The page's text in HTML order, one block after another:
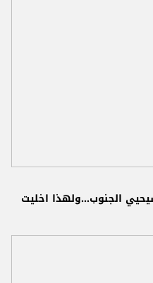
الجنوب...ولهذا اخليت